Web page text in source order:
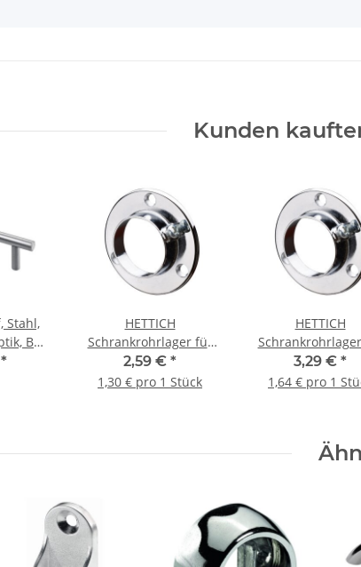
Kunden
Stahl,
BA
*
HETTICH
Schrankrohrlager für
runde Schrankrohre, Ø
25 mm, 2 Stück
2,59 € *
1,30 € pro 1 Stück
HETTICH
runde
25 mm, Stahl
3,29 € *
1,64 € pro 1